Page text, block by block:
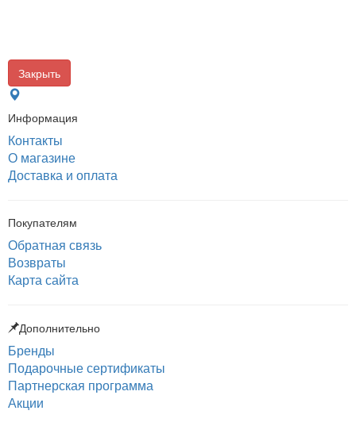
Закрыть
Информация
Контакты
О магазине
Доставка и оплата
Покупателям
Обратная связь
Возвраты
Карта сайта
Дополнительно
Бренды
Подарочные сертификаты
Партнерская программа
Акции